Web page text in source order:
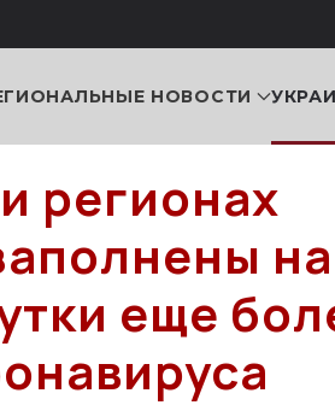
НОВОСТИ
регионах
на
еще